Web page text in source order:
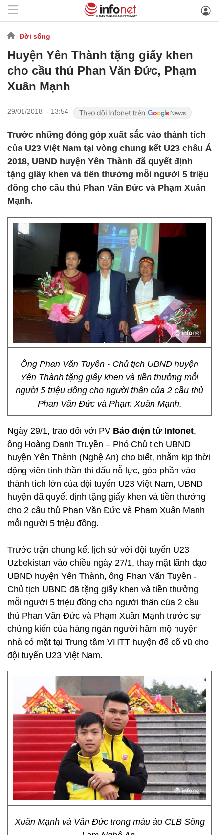
Đời sống
Huyện Yên Thành tặng giấy khen
cho cầu thủ Phan Văn Đức, Phạm
Xuân Mạnh
29/01/2018 - 13:54
Trước những đóng góp xuất sắc vào thành tích
của U23 Việt Nam tại vòng chung kết U23 châu Á
2018, UBND huyện Yên Thành đã quyết định
tặng giấy khen và tiền thưởng mỗi người 5 triệu
đồng cho cầu thủ Phan Văn Đức và Phạm Xuân
Mạnh.
Ông Phan Văn Tuyên - Chủ tịch UBND huyện
Yên Thành tặng giấy khen và tiền thưởng mỗi
người 5 triệu đồng cho người thân của 2 cầu thủ
Phan Văn Đức và Phạm Xuân Mạnh.
Ngày 29/1, trao đổi với PV Báo điện tử Infonet,
ông Hoàng Danh Truyền – Phó Chủ tịch UBND
huyện Yên Thành (Nghệ An) cho biết, nhằm kịp thời
động viên tinh thần thi đấu nỗ lực, góp phần vào
thành tích lớn của đội tuyển U23 Việt Nam, UBND
huyện đã quyết định tặng giấy khen và tiền thưởng
cho 2 cầu thủ Phan Văn Đức và Phạm Xuân Mạnh
mỗi người 5 triệu đồng.
Trước trận chung kết lịch sử với đội tuyển U23
Uzbekistan vào chiều ngày 27/1, thay mặt lãnh đạo
UBND huyện Yên Thành, ông Phan Văn Tuyên -
Chủ tịch UBND đã tặng giấy khen và tiền thưởng
mỗi người 5 triệu đồng cho người thân của 2 cầu
thủ Phan Văn Đức và Phạm Xuân Mạnh trước sự
chứng kiến của hàng ngàn người hâm mộ huyện
nhà có mặt tại Trung tâm VHTT huyện để cổ vũ cho
đội tuyển U23 Việt Nam.
Xuân Mạnh và Văn Đức trong màu áo CLB Sông